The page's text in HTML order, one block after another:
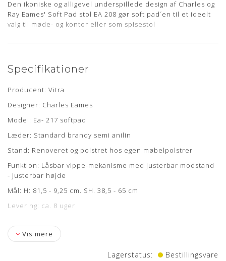
Den ikoniske og alligevel underspillede design af Charles og
Ray Eames' Soft Pad stol EA 208 gør soft pad´en til et ideelt
valg til møde- og kontor eller som spisestol
Læderet er yderst velegnet til både sofaer og hynder.
Standard er produceret på store brasilianske råhuder og
tilbydes i flotte klassiske farver.
Lædertykkelse: 1,1-1,3 mm
Specifikationer
Producent: Vitra
Designer: Charles Eames
Model: Ea- 217 softpad
Læder: Standard brandy semi anilin
Stand: Renoveret og polstret hos egen møbelpolstrer
Funktion: Låsbar vippe-mekanisme med justerbar modstand
- Justerbar højde
Mål: H: 81,5 - 9,25 cm. SH. 38,5 - 65 cm
Levering: ca. 8 uger
Vis mere
Lagerstatus: Bestillingsvare